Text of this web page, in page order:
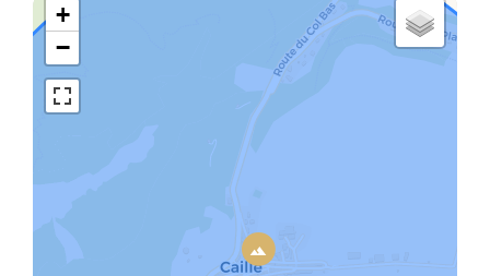
+
−